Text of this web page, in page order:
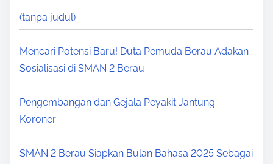
(tanpa judul)
Mencari Potensi Baru! Duta Pemuda Berau Adakan
Sosialisasi di SMAN 2 Berau
Pengembangan dan Gejala Peyakit Jantung
Koroner
SMAN 2 Berau Siapkan Bulan Bahasa 2025 Sebagai